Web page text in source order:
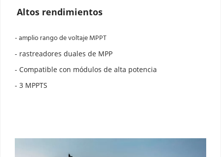
Altos rendimientos
- amplio rango de voltaje MPPT
- rastreadores duales de MPP
- Compatible con módulos de alta potencia
- 3 MPPTS